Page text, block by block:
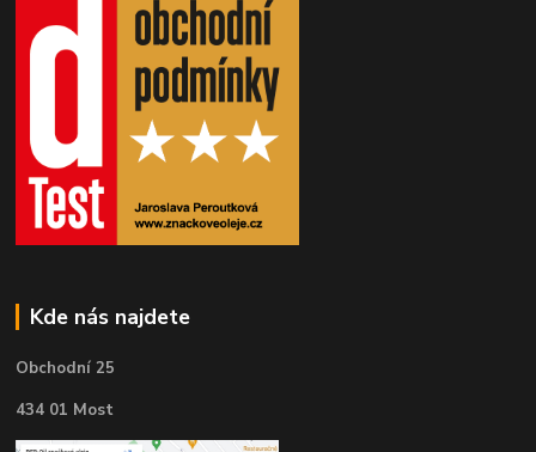
Kde nás najdete
Obchodní 25
434 01 Most